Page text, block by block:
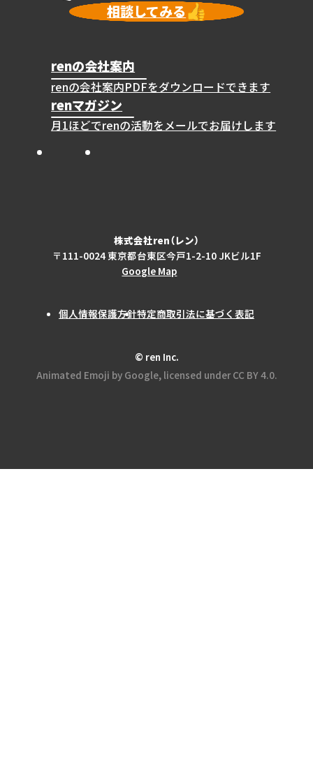
相談してみる
renの会社案内
renの会社案内PDFをダウンロードできます
renマガジン
月1ほどでrenの活動をメールでお届けします
Instagram
株式会社ren（レン）
〒111-0024 東京都台東区今戸1-2-10 JKビル1F
Google Map
個人情報保護方針特定商取引法に基づく表記
© ren Inc.
Animated Emoji by Google, licensed under CC BY 4.0.